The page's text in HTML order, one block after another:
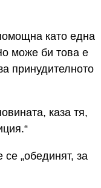
като една
може би това е
принудителното
каза тя,
„обединят, за